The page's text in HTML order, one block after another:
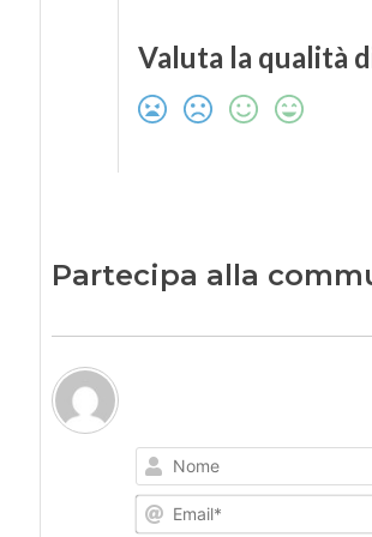
Valuta la qualità
Partecipa alla